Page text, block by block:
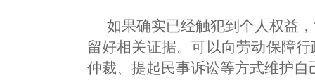
如果确实已经触犯到个人权益
留好相关证据。可以向劳动保障
仲裁、提起民事诉讼等方式维护自